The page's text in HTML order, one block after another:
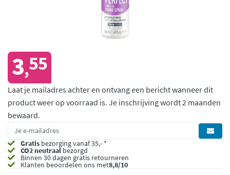
3,55
Laat je mailadres achter en ontvang een bericht wanneer dit
product weer op voorraad is. Je inschrijving wordt 2 maanden
bewaard.
Gratis bezorging vanaf 35,- *
CO2 neutraalbezorgd
Binnen 30 dagen gratis retourneren
Klanten beoordelen ons met8,8/10